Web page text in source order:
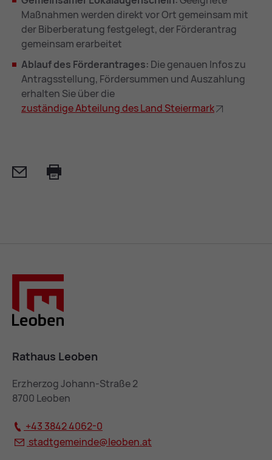
Maßnahmen werden direkt vor Ort gemeinsam mit
der Biberberatung festgelegt, der Förderantrag
gemeinsam erarbeitet
Ablauf des Förderantrages: Die genauen Infos zu
Antragsstellung, Fördersummen und Auszahlung
erhalten Sie über die
zu­stän­di­ge Ab­tei­lung des Land Stei­er­mark
Mail
Rathaus Leoben
Erzherzog Johann-Straße 2
8700 Leoben
+43 3842 4062-0
stadtgemeinde@leoben.at